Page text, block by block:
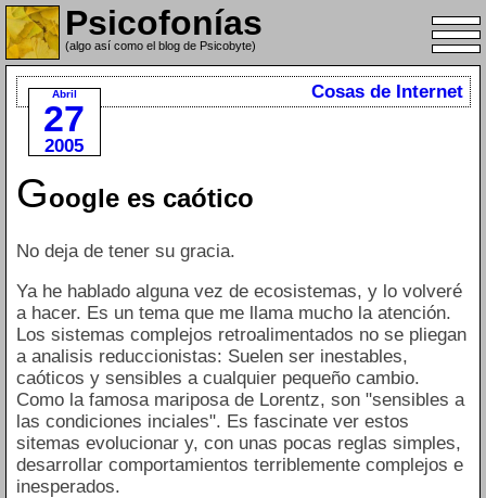
Psicofonías
(algo así como el blog de Psicobyte)
Abril
27
2005
Cosas de Internet
Google es caótico
No deja de tener su gracia.
Ya he hablado alguna vez de ecosistemas, y lo volveré
a hacer. Es un tema que me llama mucho la atención.
Los sistemas complejos retroalimentados no se pliegan
a analisis reduccionistas: Suelen ser inestables,
caóticos y sensibles a cualquier pequeño cambio.
Como la famosa mariposa de Lorentz, son "sensibles a
las condiciones inciales". Es fascinate ver estos
sitemas evolucionar y, con unas pocas reglas simples,
desarrollar comportamientos terriblemente complejos e
inesperados.